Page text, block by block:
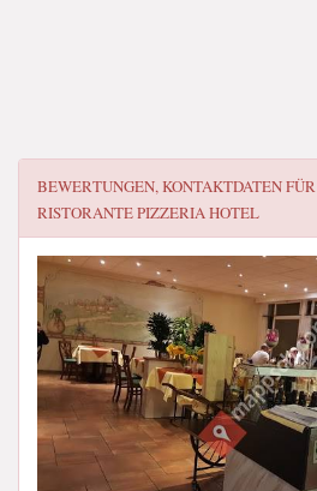
BEWERTUNGEN, KONTAKTDATEN FÜR
RISTORANTE PIZZERIA HOTEL